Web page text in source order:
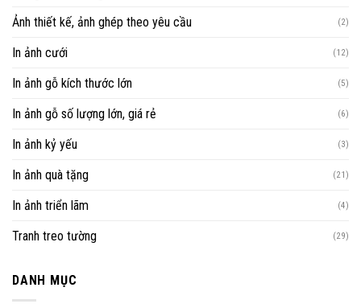
Ảnh thiết kế, ảnh ghép theo yêu cầu (2)
In ảnh cưới (12)
In ảnh gỗ kích thước lớn (5)
In ảnh gỗ số lượng lớn, giá rẻ (6)
In ảnh kỷ yếu (3)
In ảnh quà tặng (21)
In ảnh triển lãm (4)
Tranh treo tường (29)
DANH MỤC